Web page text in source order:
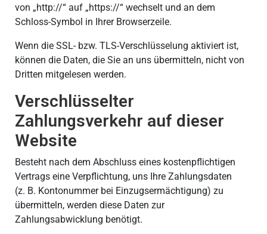
von „http://“ auf „https://“ wechselt und an dem
Schloss-Symbol in Ihrer Browserzeile.
Wenn die SSL- bzw. TLS-Verschlüsselung aktiviert ist,
können die Daten, die Sie an uns übermitteln, nicht von
Dritten mitgelesen werden.
Verschlüsselter
Zahlungsverkehr auf dieser
Website
Besteht nach dem Abschluss eines kostenpflichtigen
Vertrags eine Verpflichtung, uns Ihre Zahlungsdaten
(z. B. Kontonummer bei Einzugsermächtigung) zu
übermitteln, werden diese Daten zur
Zahlungsabwicklung benötigt.